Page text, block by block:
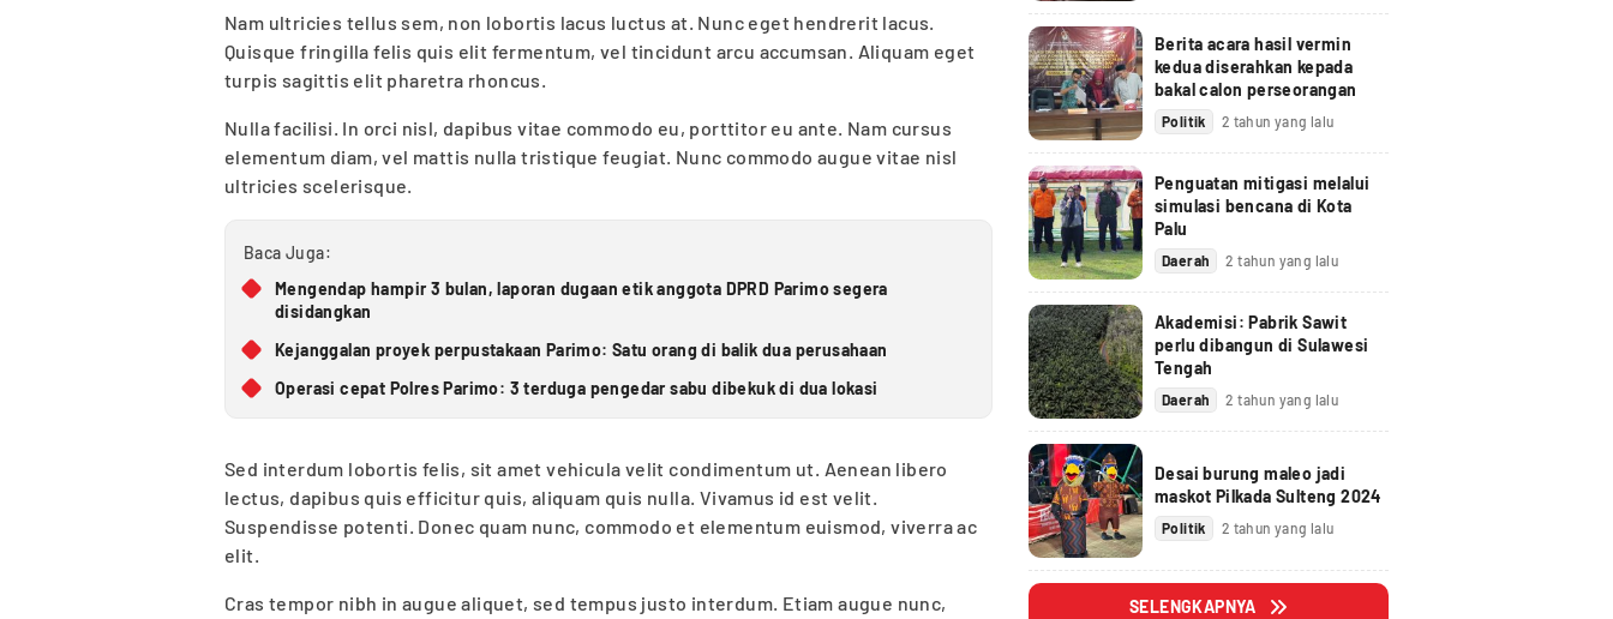
Nam ultricies tellus sem, non lobortis lacus luctus at. Nunc eget hendrerit lacus.
Quisque fringilla felis quis elit fermentum, vel tincidunt arcu accumsan. Aliquam eget
turpis sagittis elit pharetra rhoncus.
Nulla facilisi. In orci nisl, dapibus vitae commodo eu, porttitor eu ante. Nam cursus
elementum diam, vel mattis nulla tristique feugiat. Nunc commodo augue vitae nisl
ultricies scelerisque.
Baca Juga:
Mengendap hampir 3 bulan, laporan dugaan etik anggota DPRD Parimo segera
disidangkan
Kejanggalan proyek perpustakaan Parimo: Satu orang di balik dua perusahaan
Operasi cepat Polres Parimo: 3 terduga pengedar sabu dibekuk di dua lokasi
Sed interdum lobortis felis, sit amet vehicula velit condimentum ut. Aenean libero
lectus, dapibus quis efficitur quis, aliquam quis nulla. Vivamus id est velit.
Suspendisse potenti. Donec quam nunc, commodo et elementum euismod, viverra ac
elit.
Cras tempor nibh in augue aliquet, sed tempus justo interdum. Etiam augue nunc,
Berita acara hasil vermin
kedua diserahkan kepada
bakal calon perseorangan
Politik 2 tahun yang lalu
Penguatan mitigasi melalui
simulasi bencana di Kota
Palu
Daerah 2 tahun yang lalu
Akademisi: Pabrik Sawit
perlu dibangun di Sulawesi
Tengah
Daerah 2 tahun yang lalu
Desai burung maleo jadi
maskot Pilkada Sulteng 2024
Politik 2 tahun yang lalu
SELENGKAPNYA